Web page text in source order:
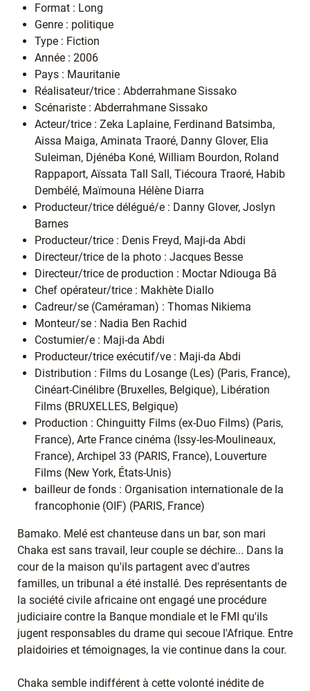
Format : Long
Genre : politique
Type : Fiction
Année : 2006
Pays : Mauritanie
Réalisateur/trice : Abderrahmane Sissako
Scénariste : Abderrahmane Sissako
Acteur/trice : Zeka Laplaine, Ferdinand Batsimba,
Aissa Maiga, Aminata Traoré, Danny Glover, Elia
Suleiman, Djénéba Koné, William Bourdon, Roland
Rappaport, Aïssata Tall Sall, Tiécoura Traoré, Habib
Dembélé, Maïmouna Hélène Diarra
Producteur/trice délégué/e : Danny Glover, Joslyn
Barnes
Producteur/trice : Denis Freyd, Maji-da Abdi
Directeur/trice de la photo : Jacques Besse
Directeur/trice de production : Moctar Ndiouga Bâ
Chef opérateur/trice : Makhète Diallo
Cadreur/se (Caméraman) : Thomas Nikiema
Monteur/se : Nadia Ben Rachid
Costumier/e : Maji-da Abdi
Producteur/trice exécutif/ve : Maji-da Abdi
Distribution : Films du Losange (Les) (Paris, France),
Cinéart-Cinélibre (Bruxelles, Belgique), Libération
Films (BRUXELLES, Belgique)
Production : Chinguitty Films (ex-Duo Films) (Paris,
France), Arte France cinéma (Issy-les-Moulineaux,
France), Archipel 33 (PARIS, France), Louverture
Films (New York, États-Unis)
bailleur de fonds : Organisation internationale de la
francophonie (OIF) (PARIS, France)
Bamako. Melé est chanteuse dans un bar, son mari
Chaka est sans travail, leur couple se déchire... Dans la
cour de la maison qu'ils partagent avec d'autres
familles, un tribunal a été installé. Des représentants de
la société civile africaine ont engagé une procédure
judiciaire contre la Banque mondiale et le FMI qu'ils
jugent responsables du drame qui secoue l'Afrique. Entre
plaidoiries et témoignages, la vie continue dans la cour.
Chaka semble indifférent à cette volonté inédite de